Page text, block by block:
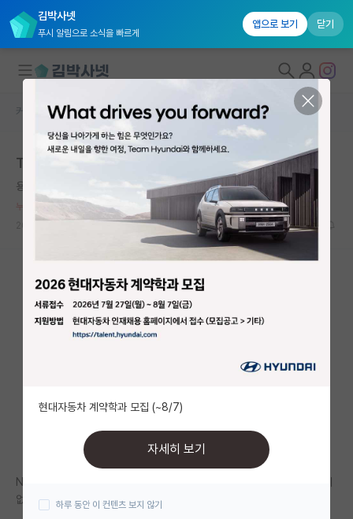
김박사넷
푸시 알림으로 소식을 빠르게
앱으로 보기 닫기
대학원생 모집
연구실&오픈랩
커뮤니티 홈
전체글보기
베스트 게시판
미국 유학 게시판
미국 대학원 합격 후기 게시판
대학원 합격 후기 게시판
커뮤니티 홈 자유 게시판(아무개랩)
TOP 3 AI/ML 학회지 1저자 출판 후 느낀 점
용감한 그레고어 멘델
누적 신고가 20개 이상인 사용자입니다.
8893
NIPS/ICML/ICLR 을 보통 AI/ML 쪽에서는 TOP 3 학회지라는 데 이견이
없을거라고 생각 합니다.
현대자동차 계약학과 모집 (~8/7)
자세히 보기
하루 동안 이 컨텐츠 보지 않기